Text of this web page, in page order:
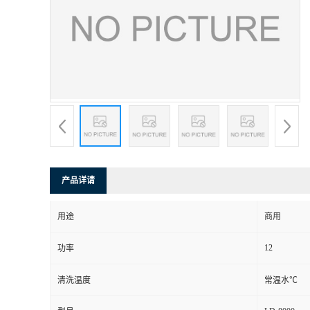
产品详请
用途 商用
功率 12
清洗温度 常温水℃